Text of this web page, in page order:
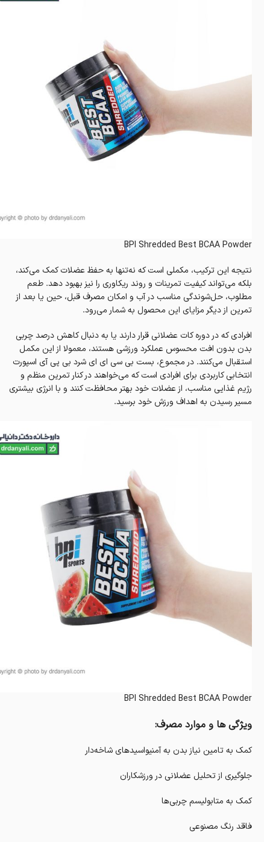
BPI Shredded Best BCAA Powder
نتیجه این ترکیب، مکملی است که نه‌تنها به حفظ عضلات کمک می‌کند،
بلکه می‌تواند کیفیت تمرینات و روند ریکاوری را نیز بهبود دهد. طعم
مطلوب، حل‌شوندگی مناسب در آب و امکان مصرف قبل، حین یا بعد از
تمرین از دیگر مزایای این محصول به شمار می‌رود.
افرادی که در دوره کات عضلانی قرار دارند یا به دنبال کاهش درصد چربی
بدن بدون افت محسوس عملکرد ورزشی هستند، معمولا از این مکمل
استقبال می‌کنند. در مجموع، بست بی سی ای ای شرد بی پی آی اسپورت
انتخابی کاربردی برای افرادی است که می‌خواهند در کنار تمرین منظم و
رژیم غذایی مناسب، از عضلات خود بهتر محافظت کنند و با انرژی بیشتری
مسیر رسیدن به اهداف ورزش خود برسید.
BPI Shredded Best BCAA Powder
ویژگی ها و موارد مصرف:
کمک به تامین نیاز بدن به آمنیواسیدهای شاخه‌دار
جلوگیری از تحلیل عضلانی در ورزشکاران
کمک به متابولیسم چربی‌ها
فاقد رنگ مصنوعی